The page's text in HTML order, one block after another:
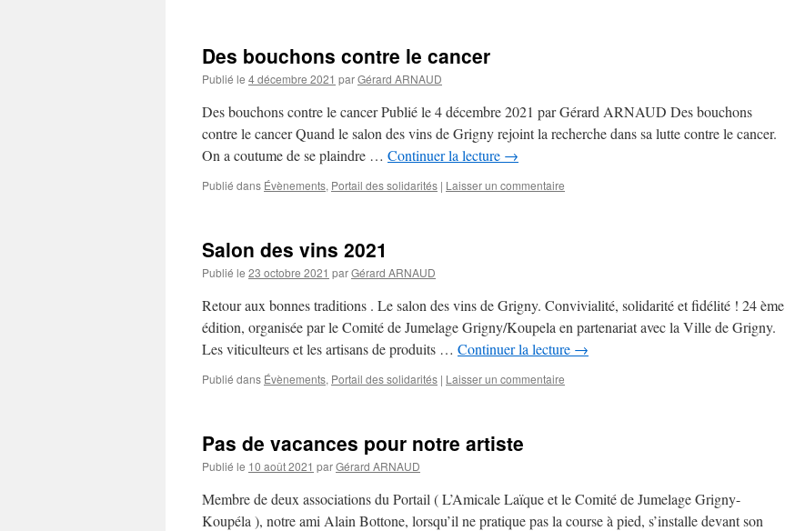
Des bouchons contre le cancer
Publié le 4 décembre 2021 parGérard ARNAUD
Des bouchons contre le cancer Publié le 4 décembre 2021 par Gérard ARNAUD Des bouchons
contre le cancer Quand le salon des vins de Grigny rejoint la recherche dans sa lutte contre le cancer.
On a coutume de se plaindre … Continuer la lecture →
Publié dans Évènements, Portail des solidarités | Laisser un commentaire
Salon des vins 2021
Publié le 23 octobre 2021 parGérard ARNAUD
Retour aux bonnes traditions . Le salon des vins de Grigny. Convivialité, solidarité et fidélité ! 24 ème
édition, organisée par le Comité de Jumelage Grigny/Koupela en partenariat avec la Ville de Grigny.
Les viticulteurs et les artisans de produits … Continuer la lecture →
Publié dans Évènements, Portail des solidarités | Laisser un commentaire
Pas de vacances pour notre artiste
Publié le 10 août 2021 parGérard ARNAUD
Membre de deux associations du Portail ( L’Amicale Laïque et le Comité de Jumelage Grigny-
Koupéla ), notre ami Alain Bottone, lorsqu’il ne pratique pas la course à pied, s’installe devant son